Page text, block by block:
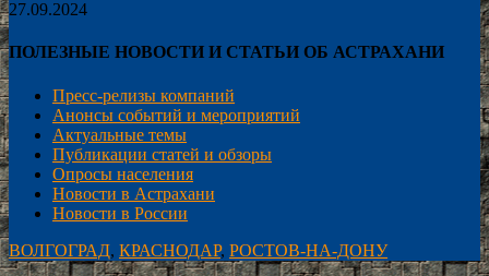
27.09.2024
ПОЛЕЗНЫЕ НОВОСТИ И СТАТЬИ ОБ АСТРАХАНИ
Пресс-релизы компаний
Анонсы событий и мероприятий
Актуальные темы
Публикации статей и обзоры
Опросы населения
Новости в Астрахани
Новости в России
ВОЛГОГРАД, КРАСНОДАР, РОСТОВ-НА-ДОНУ